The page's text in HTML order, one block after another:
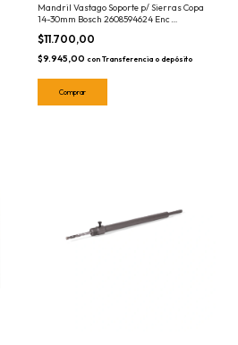
Mandril Vastago Soporte p/ Sierras Copa
14-30mm Bosch 2608594624 Enc
Hexagonal
$11.700,00
$9.945,00 con Transferencia o depósito